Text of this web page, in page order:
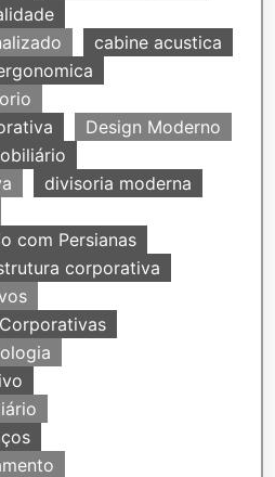
cabine acustica
Design Moderno
divisoria moderna
com Persianas
corporativa